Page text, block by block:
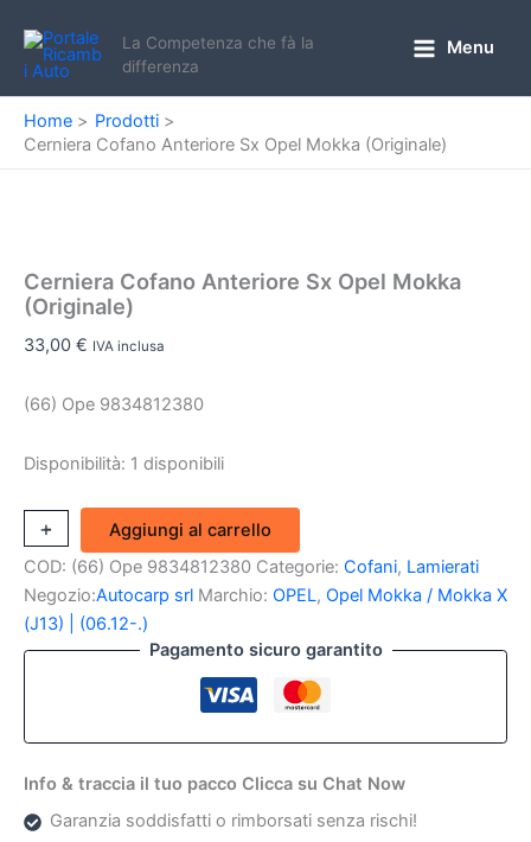
contenuto
La Competenza che fà la
differenza
Menu
Home
Prodotti
Cerniera Cofano Anteriore Sx Opel Mokka (Originale)
Cerniera Cofano Anteriore Sx Opel Mokka
(Originale)
33,00 € IVA inclusa
(66) Ope 9834812380
Disponibilità: 1 disponibili
-
Cerniera
Cofano
Anteriore
Sx
Opel
Mokka
+
Aggiungi al carrello
COD: (66) Ope 9834812380 Categorie: Cofani, Lamierati
Negozio:Autocarp srl Marchio: OPEL, Opel Mokka / Mokka X
(J13) | (06.12-.)
Pagamento sicuro garantito
Info & traccia il tuo pacco Clicca su Chat Now
Garanzia soddisfatti o rimborsati senza rischi!